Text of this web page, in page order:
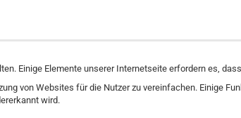
Einige Elemente unserer Internetseite erfordern es,
von Websites für die Nutzer zu vereinfachen. Einige
wird.